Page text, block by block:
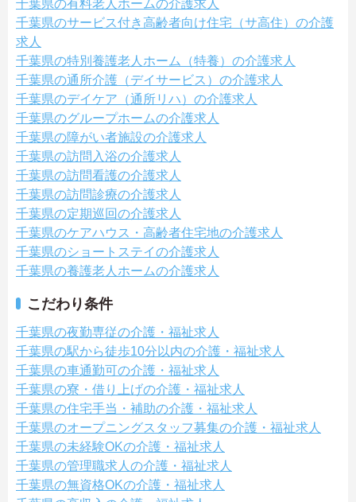
千葉県の有料老人ホームの介護求人
千葉県のサービス付き高齢者向け住宅（サ高住）の介護
求人
千葉県の特別養護老人ホーム（特養）の介護求人
千葉県の通所介護（デイサービス）の介護求人
千葉県のデイケア（通所リハ）の介護求人
千葉県のグループホームの介護求人
千葉県の障がい者施設の介護求人
千葉県の訪問入浴の介護求人
千葉県の訪問看護の介護求人
千葉県の訪問診療の介護求人
千葉県の定期巡回の介護求人
千葉県のケアハウス・高齢者住宅地の介護求人
千葉県のショートステイの介護求人
千葉県の養護老人ホームの介護求人
こだわり条件
千葉県の夜勤専従の介護・福祉求人
千葉県の駅から徒歩10分以内の介護・福祉求人
千葉県の車通勤可の介護・福祉求人
千葉県の寮・借り上げの介護・福祉求人
千葉県の住宅手当・補助の介護・福祉求人
千葉県のオープニングスタッフ募集の介護・福祉求人
千葉県の未経験OKの介護・福祉求人
千葉県の管理職求人の介護・福祉求人
千葉県の無資格OKの介護・福祉求人